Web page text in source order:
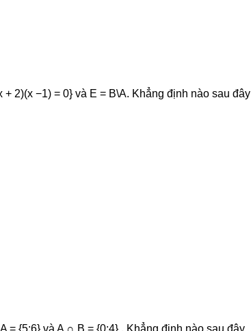
2)(x −1) = 0} và E = B\A. Khẳng định nào sau đây